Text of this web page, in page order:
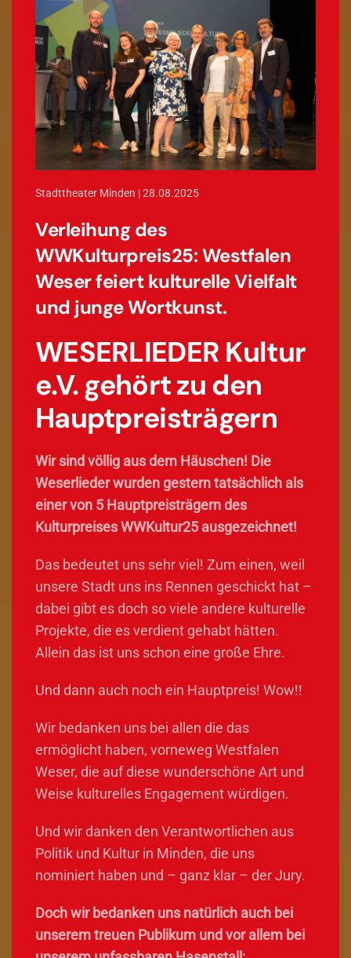
Stadttheater Minden | 28.08.2025
Verleihung des
WWKulturpreis25: Westfalen
Weser feiert kulturelle Vielfalt
und junge Wortkunst.
WESERLIEDER Kultur
e.V. gehört zu den
Hauptpreisträgern
Wir sind völlig aus dem Häuschen! Die
Weserlieder wurden gestern tatsächlich als
einer von 5 Hauptpreisträgern des
Kulturpreises WWKultur25 ausgezeichnet!
Das bedeutet uns sehr viel! Zum einen, weil
unsere Stadt uns ins Rennen geschickt hat –
dabei gibt es doch so viele andere kulturelle
Projekte, die es verdient gehabt hätten.
Allein das ist uns schon eine große Ehre.
Und dann auch noch ein Hauptpreis! Wow!!
Wir bedanken uns bei allen die das
ermöglicht haben, vorneweg Westfalen
Weser, die auf diese wunderschöne Art und
Weise kulturelles Engagement würdigen.
Und wir danken den Verantwortlichen aus
Politik und Kultur in Minden, die uns
nominiert haben und – ganz klar – der Jury.
Doch wir bedanken uns natürlich auch bei
unserem treuen Publikum und vor allem bei